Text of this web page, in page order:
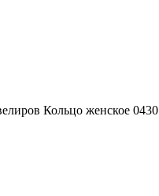
Кольцо женское 0430